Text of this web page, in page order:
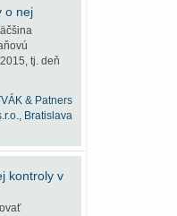
o nej
tj. deň
& Patners
Bratislava
kontroly v